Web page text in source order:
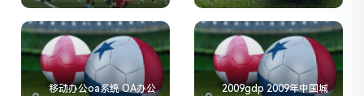
移动办公oa系统 OA办公
2009gdp 2009年中国城